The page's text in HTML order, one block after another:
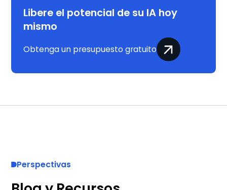
Libere el potencial de su IA hoy
mismo
Obtenga un presupuesto gratuito
Perspectivas